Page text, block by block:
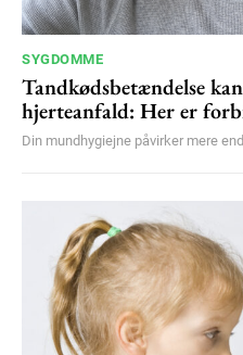
SYGDOMME
Tandkødsbetændelse
hjerteanfald: Her er
Din mundhygiejne påvirker mere